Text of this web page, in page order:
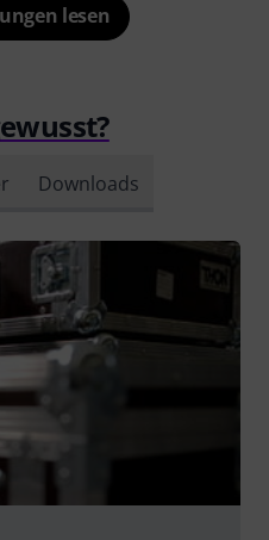
lesen
Downloads